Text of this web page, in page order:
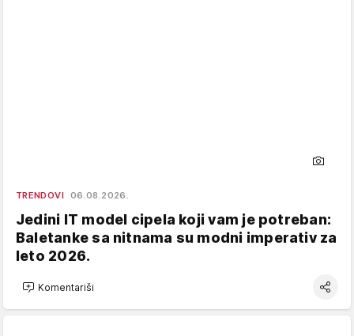
TRENDOVI 06.08.2026.
Jedini IT model cipela koji vam je potreban:
Baletanke sa nitnama su modni imperativ za
leto 2026.
Komentariši